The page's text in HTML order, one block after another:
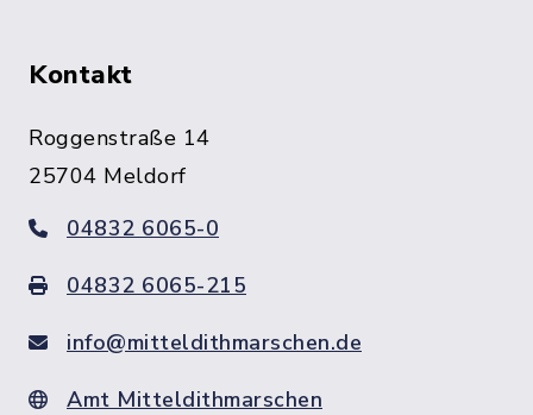
Kontakt
Roggenstraße 14
25704 Meldorf
04832 6065-0
04832 6065-215
info@mitteldithmarschen.de
Amt Mitteldithmarschen